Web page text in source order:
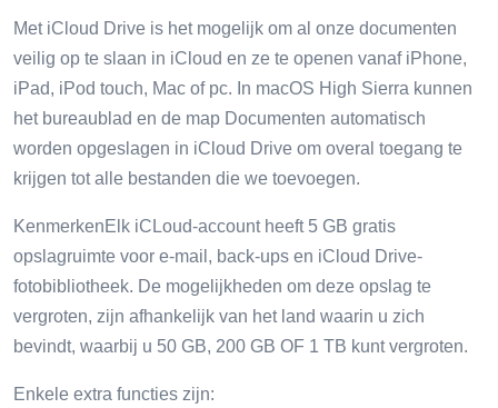
Met iCloud Drive is het mogelijk om al onze documenten
veilig op te slaan in iCloud en ze te openen vanaf iPhone,
iPad, iPod touch, Mac of pc. In macOS High Sierra kunnen
het bureaublad en de map Documenten automatisch
worden opgeslagen in iCloud Drive om overal toegang te
krijgen tot alle bestanden die we toevoegen.
KenmerkenElk iCLoud-account heeft 5 GB gratis
opslagruimte voor e-mail, back-ups en iCloud Drive-
fotobibliotheek. De mogelijkheden om deze opslag te
vergroten, zijn afhankelijk van het land waarin u zich
bevindt, waarbij u 50 GB, 200 GB OF 1 TB kunt vergroten.
Enkele extra functies zijn: